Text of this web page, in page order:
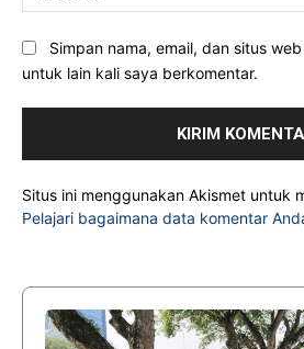
Simpan nama, email, dan situs
untuk lain kali saya berkomentar.
Situs ini menggunakan Akismet untuk
Pelajari bagaimana data komentar